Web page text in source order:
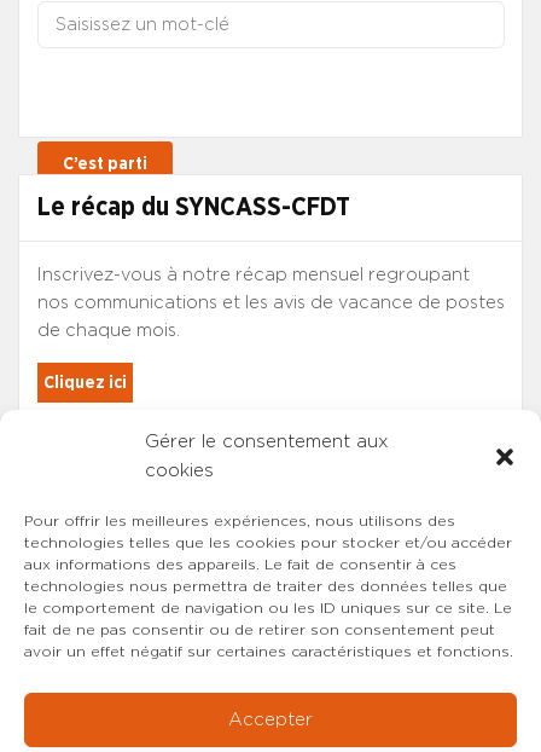
Gérer le consentement aux
cookies
Pour offrir les meilleures expériences, nous utilisons des
technologies telles que les cookies pour stocker et/ou accéder
aux informations des appareils. Le fait de consentir à ces
technologies nous permettra de traiter des données telles que
le comportement de navigation ou les ID uniques sur ce site. Le
fait de ne pas consentir ou de retirer son consentement peut
avoir un effet négatif sur certaines caractéristiques et fonctions.
Accepter
Le récap du SYNCASS-CFDT
Inscrivez-vous à notre récap mensuel regroupant
nos communications et les avis de vacance de postes
de chaque mois.
Cliquez ici
Les adhérents du SYNCASS-CFDT
sont automatiquement inscrits.